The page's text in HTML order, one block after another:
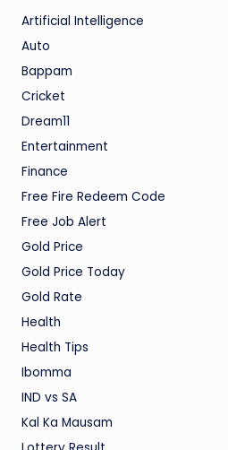
Artificial Intelligence
Auto
Bappam
Cricket
Dream11
Entertainment
Finance
Free Fire Redeem Code
Free Job Alert
Gold Price
Gold Price Today
Gold Rate
Health
Health Tips
Ibomma
IND vs SA
Kal Ka Mausam